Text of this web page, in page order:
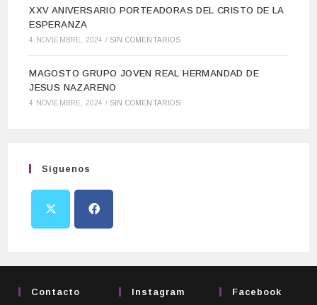
XXV ANIVERSARIO PORTEADORAS DEL CRISTO DE LA
ESPERANZA
4 NOVIEMBRE, 2024 / SIN COMENTARIOS
MAGOSTO GRUPO JOVEN REAL HERMANDAD DE
JESUS NAZARENO
4 NOVIEMBRE, 2024 / SIN COMENTARIOS
Síguenos
Contacto Instagram Facebook